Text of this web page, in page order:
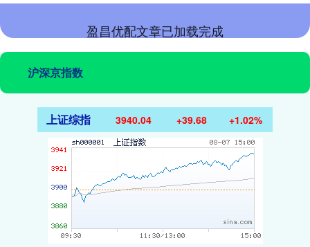
盈昌优配文章已加载完成
沪深京指数
上证综指 3940.04 +39.68 +1.02%